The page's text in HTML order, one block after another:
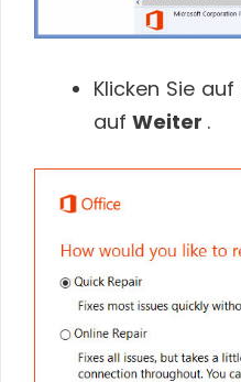
Klicken Sie auf
auf Weiter .